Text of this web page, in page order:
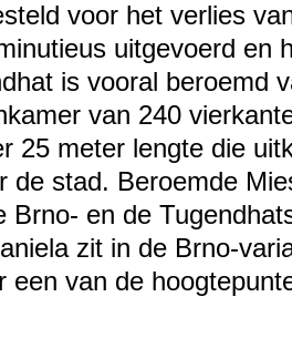
voor het verlies
uitgevoerd en
is vooral beroemd
van 240
25 meter lengte die
de stad. Beroemde
Brno- en de
zit in de Brno-
een van de